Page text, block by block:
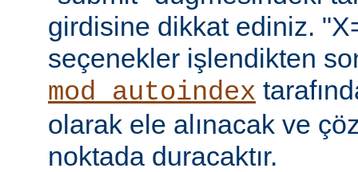
girdisine dikkat ediniz.
seçenekler işlendikten
mod_autoindex
olarak ele alınacak ve
noktada duracaktır.